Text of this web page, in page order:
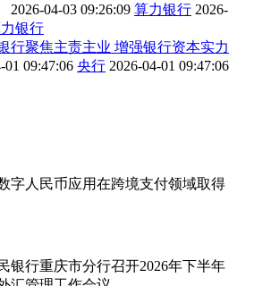
2026-04-03 09:26:09 算力银行 2026-
银行
行聚焦主责主业 增强银行资本实力
01 09:47:06 央行 2026-04-01 09:47:06
字人民币应用在跨境支付领域取得
银行重庆市分行召开2026年下半年